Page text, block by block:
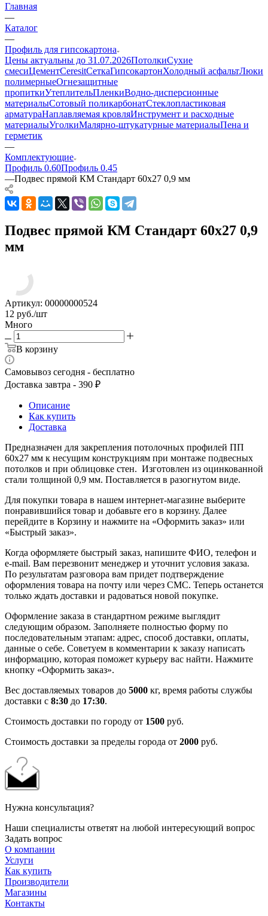
Главная
—
Каталог
—
Профиль для гипсокартона
Цены актуальны до 31.07.2026ПотолкиСухие
смесиЦементCeresitСеткаГипсокартонХолодный асфальтЛюки
полимерныеОгнезащитные
пропиткиУтеплительПленкиВодно-дисперсионные
материалыСотовый поликарбонатСтеклопластиковая
арматураНаплавляемая кровляИнструмент и расходные
материалыУголкиМалярно-штукатурные материалыПена и
герметик
—
Комплектующие
Профиль 0.60Профиль 0.45
—Подвес прямой КМ Стандарт 60х27 0,9 мм
Подвес прямой КМ Стандарт 60х27 0,9
мм
Артикул: 00000000524
12 руб./шт
Много
В корзину
Самовывоз сегодня - бесплатно
Доставка завтра - 390 ₽
Описание
Как купить
Доставка
Предназначен для закрепления потолочных профилей ПП
60х27 мм к несущим конструкциям при монтаже подвесных
потолков и при облицовке стен. Изготовлен из оцинкованной
стали толщиной 0,9 мм. Поставляется в разогнутом виде.
Для покупки товара в нашем интернет-магазине выберите
понравившийся товар и добавьте его в корзину. Далее
перейдите в Корзину и нажмите на «Оформить заказ» или
«Быстрый заказ».
Когда оформляете быстрый заказ, напишите ФИО, телефон и
e-mail. Вам перезвонит менеджер и уточнит условия заказа.
По результатам разговора вам придет подтверждение
оформления товара на почту или через СМС. Теперь останется
только ждать доставки и радоваться новой покупке.
Оформление заказа в стандартном режиме выглядит
следующим образом. Заполняете полностью форму по
последовательным этапам: адрес, способ доставки, оплаты,
данные о себе. Советуем в комментарии к заказу написать
информацию, которая поможет курьеру вас найти. Нажмите
кнопку «Оформить заказ».
Вес доставляемых товаров до 5000 кг, время работы службы
доставки с 8:30 до 17:30.
Стоимость доставки по городу от 1500 руб.
Стоимость доставки за пределы города от 2000 руб.
Нужна консультация?
Наши специалисты ответят на любой интересующий вопрос
Задать вопрос
О компании
Услуги
Как купить
Производители
Магазины
Контакты